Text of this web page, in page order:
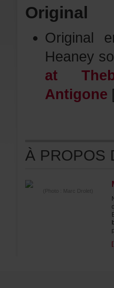
Original
Antigone
(Photo:MarcDrolet)